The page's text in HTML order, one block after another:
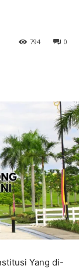
0
794
Yang di-